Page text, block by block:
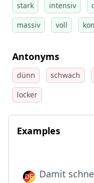
stark intensiv
massiv
voll
Antonyms
dünn schwach
locker
Examples
Damit